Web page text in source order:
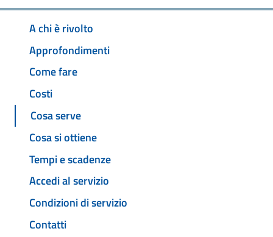
A chi è rivolto
Approfondimenti
Come fare
Costi
Cosa serve
Cosa si ottiene
Tempi e scadenze
Accedi al servizio
Condizioni di servizio
Contatti